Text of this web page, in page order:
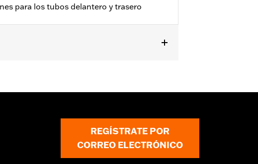
para los tubos delantero y trasero
decoloración. El azulado se debe a las
el sobrecalentamiento, etc. y no se
REGÍSTRATE POR
CORREO ELECTRÓNICO